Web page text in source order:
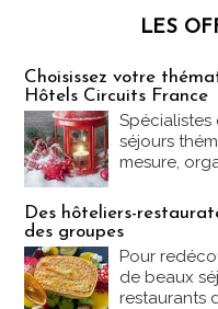
LES
Choisissez votre
Hôtels Circuits France
séjours
mesure,
Des hôteliers-
des groupes
Pour
de beaux
restaurants